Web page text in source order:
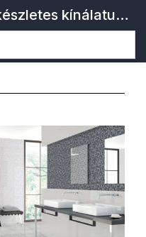
Ízelítő áruházi készletes kínálatunkból!